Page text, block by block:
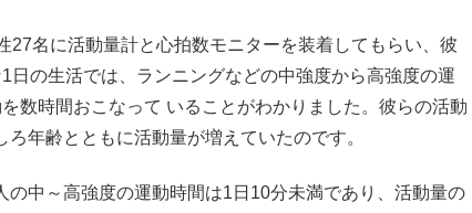
名に活動量計と心拍数モニターを装着してもらい、彼
の生活では、ランニングなどの中強度から高強度の運
数時間おこなって いることがわかりました。彼らの活動
年齢とともに活動量が増えていたのです。
中～高強度の運動時間は1日10分未満であり、活動量の